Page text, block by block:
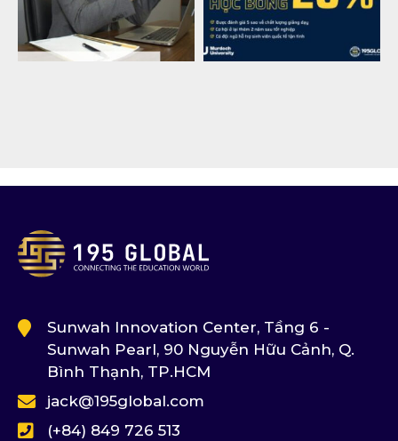
Sunwah Innovation Center, Tầng 6 -
Sunwah Pearl, 90 Nguyễn Hữu Cảnh, Q.
Bình Thạnh, TP.HCM
jack@195global.com
(+84) 849 726 513